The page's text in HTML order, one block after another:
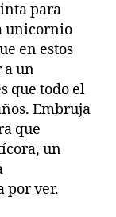
para
unicornio
en estos
a un
que todo el
Embruja
que
un
por ver.